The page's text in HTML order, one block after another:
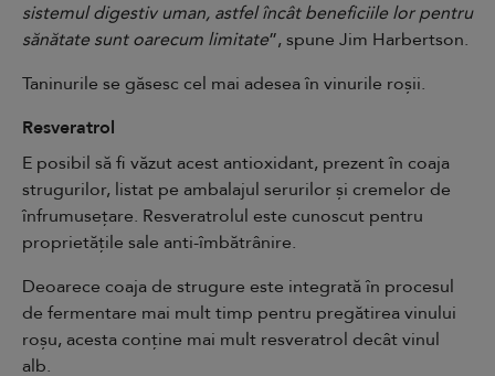
sistemul digestiv uman, astfel încât beneficiile lor pentru
sănătate sunt oarecum limitate”, spune Jim Harbertson.
Taninurile se găsesc cel mai adesea în vinurile roșii.
Resveratrol
E posibil să fi văzut acest antioxidant, prezent în coaja
strugurilor, listat pe ambalajul serurilor și cremelorde
înfrumusețare. Resveratrolul este cunoscut pentru
proprietățile sale anti-îmbătrânire.
Deoarece coaja de strugure este integrată în procesul
de fermentare mai mult timp pentru pregătirea vinului
roșu, acesta conține mai mult resveratrol decât vinul
alb.